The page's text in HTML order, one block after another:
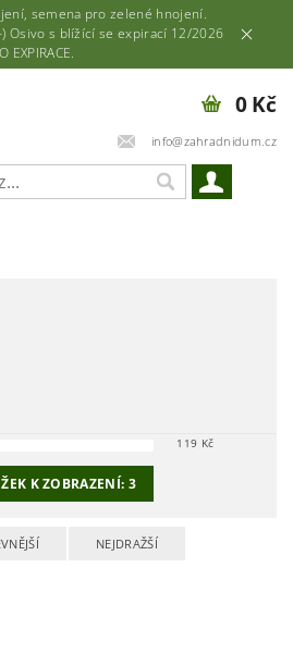
semena pro zelené hnojení.
Osivo s blížící se expirací 12/2026
info@zahradnidum.cz
0 Kč
119 Kč
K ZOBRAZENÍ: 3
NEJDRAŽŠÍ